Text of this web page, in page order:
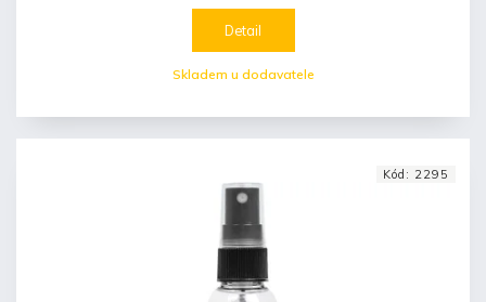
Skladem u dodavatele
Detail
Kód: 2295